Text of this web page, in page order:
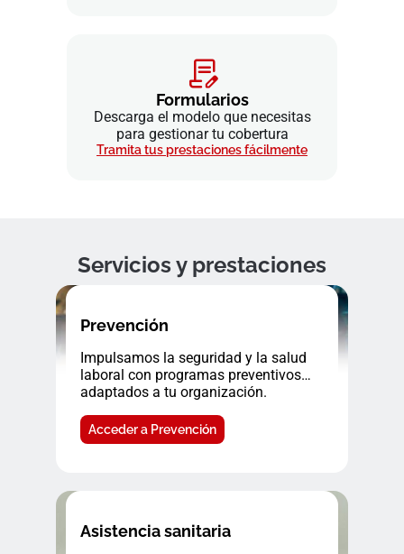
Formularios
Descarga el modelo que necesitas
para gestionar tu cobertura
Tramita tus prestaciones fácilmente
Servicios y prestaciones
Prevención
Impulsamos la seguridad y la salud
laboral con programas preventivos
adaptados a tu organización.
Acceder a Prevención
Asistencia sanitaria